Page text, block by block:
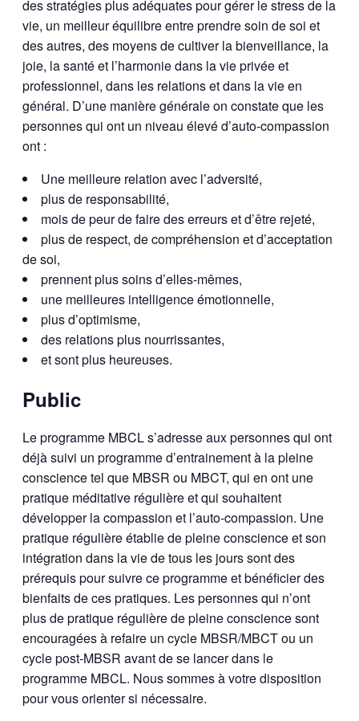
des stratégies plus adéquates pour gérer le stress de la
vie, un meilleur équilibre entre prendre soin de soi et
des autres, des moyens de cultiver la bienveillance, la
joie, la santé et l’harmonie dans la vie privée et
professionnel, dans les relations et dans la vie en
général. D’une manière générale on constate que les
personnes qui ont un niveau élevé d’auto-compassion
ont :
Une meilleure relation avec l’adversité,
plus de responsabilité,
mois de peur de faire des erreurs et d’être rejeté,
plus de respect, de compréhension et d’acceptation
de soi,
prennent plus soins d’elles-mêmes,
une meilleures intelligence émotionnelle,
plus d’optimisme,
des relations plus nourrissantes,
et sont plus heureuses.
Public
Le programme MBCL s’adresse aux personnes qui ont
déjà suivi un programme d’entrainement à la pleine
conscience tel que MBSR ou MBCT, qui en ont une
pratique méditative régulière et qui souhaitent
développer la compassion et l’auto-compassion. Une
pratique régulière établie de pleine conscience et son
intégration dans la vie de tous les jours sont des
prérequis pour suivre ce programme et bénéficier des
bienfaits de ces pratiques. Les personnes qui n’ont
plus de pratique régulière de pleine conscience sont
encouragées à refaire un cycle MBSR/MBCT ou un
cycle post-MBSR avant de se lancer dans le
programme MBCL. Nous sommes à votre disposition
pour vous orienter si nécessaire.